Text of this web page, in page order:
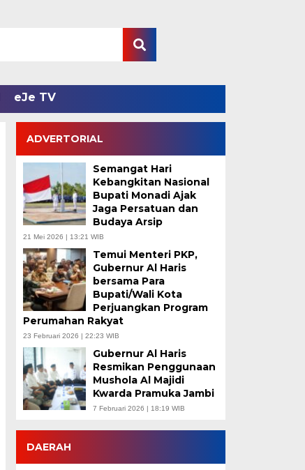
eJe TV
ADVERTORIAL
Semangat Hari
Kebangkitan Nasional
Bupati Monadi Ajak
Jaga Persatuan dan
Budaya Arsip
21 Mei 2026 | 13:21 WIB
Temui Menteri PKP,
Gubernur Al Haris
bersama Para
Bupati/Wali Kota
Perjuangkan Program
Perumahan Rakyat
23 Februari 2026 | 22:23 WIB
Gubernur Al Haris
Resmikan Penggunaan
Mushola Al Majidi
Kwarda Pramuka Jambi
7 Februari 2026 | 18:19 WIB
DAERAH